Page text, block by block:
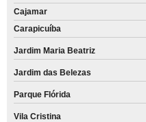
Cajamar
Carapicuíba
Jardim Maria Beatriz
Jardim das Belezas
Parque Flórida
Vila Cristina